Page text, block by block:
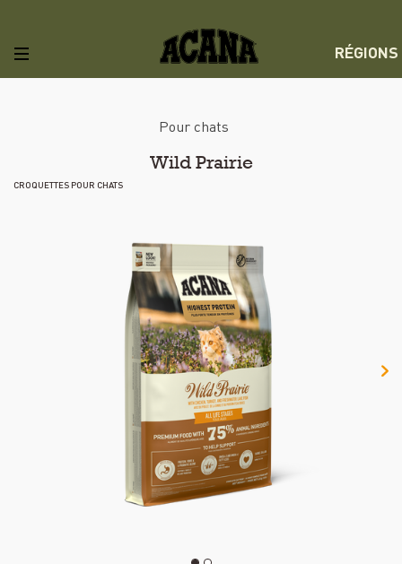
RÉGIONS
Pour chats
Wild Prairie
CROQUETTES POUR CHATS